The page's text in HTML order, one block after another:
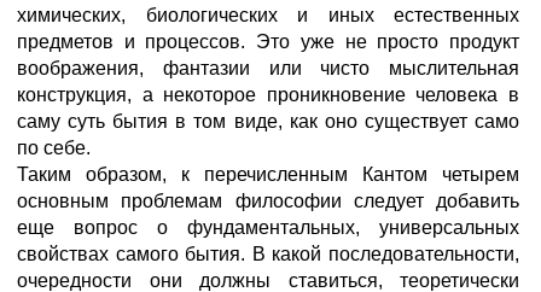
химических, биологических и иных естественных
предметов и процессов. Это уже не просто продукт
воображения, фантазии или чисто мыслительная
конструкция, а некоторое проникновение человека в
саму суть бытия в том виде, как оно существует само
по себе.
Таким образом, к перечисленным Кантом четырем
основным проблемам философии следует добавить
еще вопрос о фундаментальных, универсальных
свойствах самого бытия. В какой последовательности,
очередности они должны ставиться, теоретически